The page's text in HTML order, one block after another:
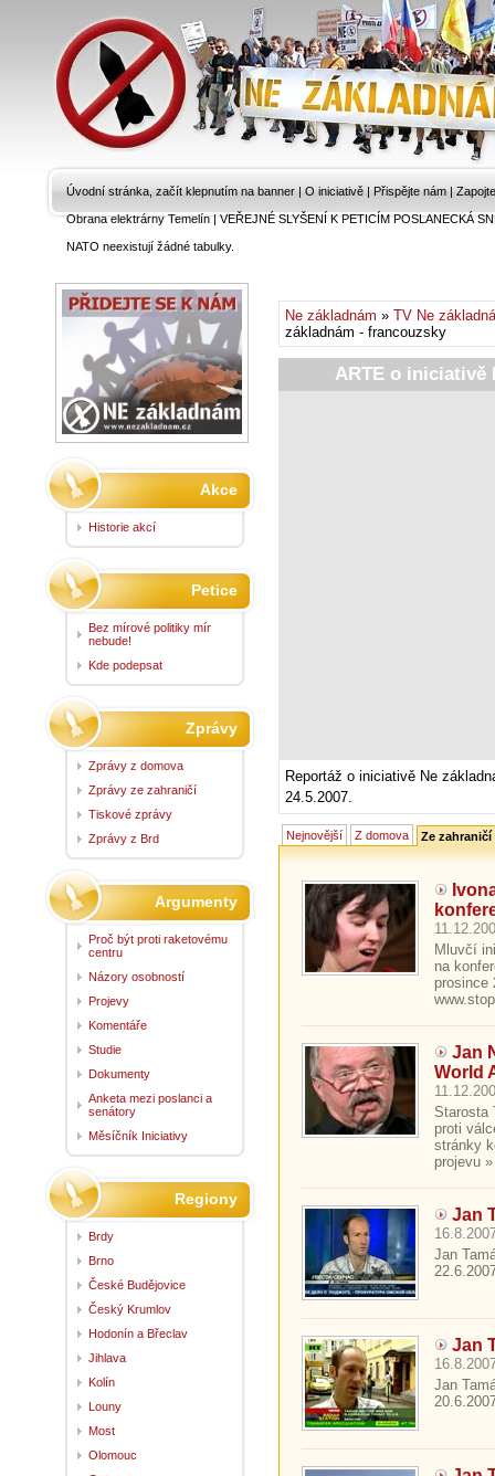
Úvodní stránka, začít klepnutím na banner | O iniciativě | Přispějte nám |
Obrana elektrárny Temelín|VEŘEJNÉ SLYŠENÍ K PETICÍM POSLANECKÁ
NATO neexistují žádné tabulky.
Ne základnám » TV Ne
základnám - francouzsky
ARTE o iniciativě
Reportáž o iniciativě Ne
24.5.2007.
Nejnovější Z domova Ze zahraničí
Mluvčí
na
prosince
Jan
World
Starosta
proti
stránky
projevu
Jan
Jan
Jan
Jan
Akce
Historie akcí
Petice
Bez mírové politiky mír
nebude!
Kde podepsat
Zprávy
Zprávy z domova
Zprávy ze zahraničí
Tiskové zprávy
Zprávy z Brd
Argumenty
Proč být proti raketovému
centru
Názory osobností
Projevy
Komentáře
Studie
Dokumenty
Anketa mezi poslanci a
senátory
Měsíčník Iniciativy
Regiony
Brdy
Brno
České Budějovice
Český Krumlov
Hodonín a Břeclav
Jihlava
Kolín
Louny
Most
Olomouc